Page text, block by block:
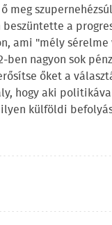
meg
beszüntette a
ami "mély
nagyon sok
őket a
hogy aki
külföldi